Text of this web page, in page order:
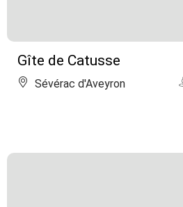
Gîte de Catusse
Sévérac d'Aveyron